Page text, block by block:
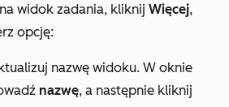
widok zadania, kliknij Więcej,
opcję:
nazwę widoku. W oknie
nazwę, a następnie kliknij